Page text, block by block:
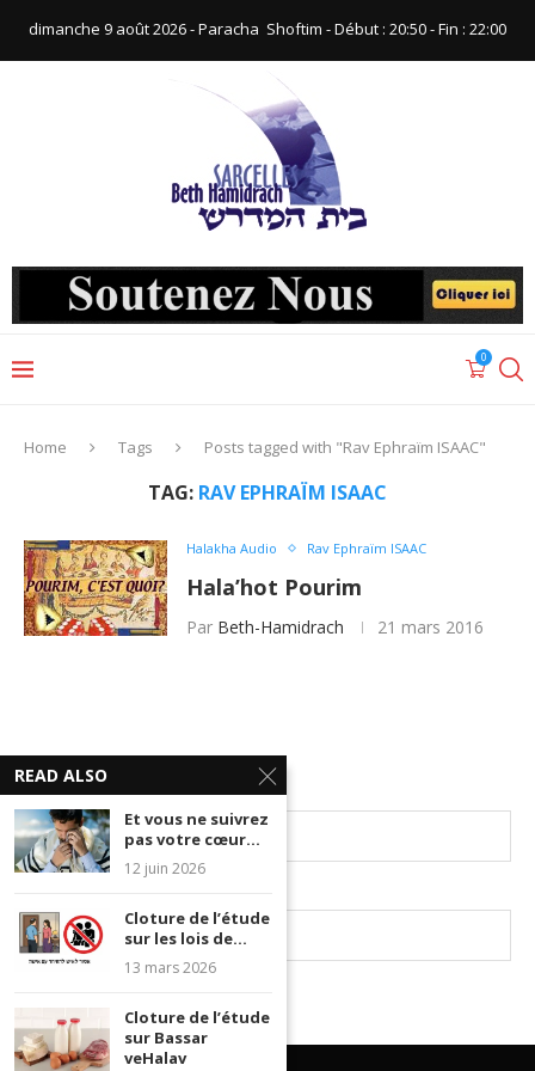
dimanche 9 août 2026 - Paracha ‪ Shoftim‬ - Début : 20:50‬ - Fin : ‪22:00‬
0
Home Tags Posts tagged with "Rav Ephraïm ISAAC"
TAG: RAV EPHRAÏM ISAAC
Halakha Audio Rav Ephraïm ISAAC
Hala’hot Pourim
Par Beth-Hamidrach 21 mars 2016
READ ALSO
Et vous ne suivrez
pas votre cœur...
12 juin 2026
Cloture de l’étude
sur les lois de...
13 mars 2026
Cloture de l’étude
sur Bassar
veHalav